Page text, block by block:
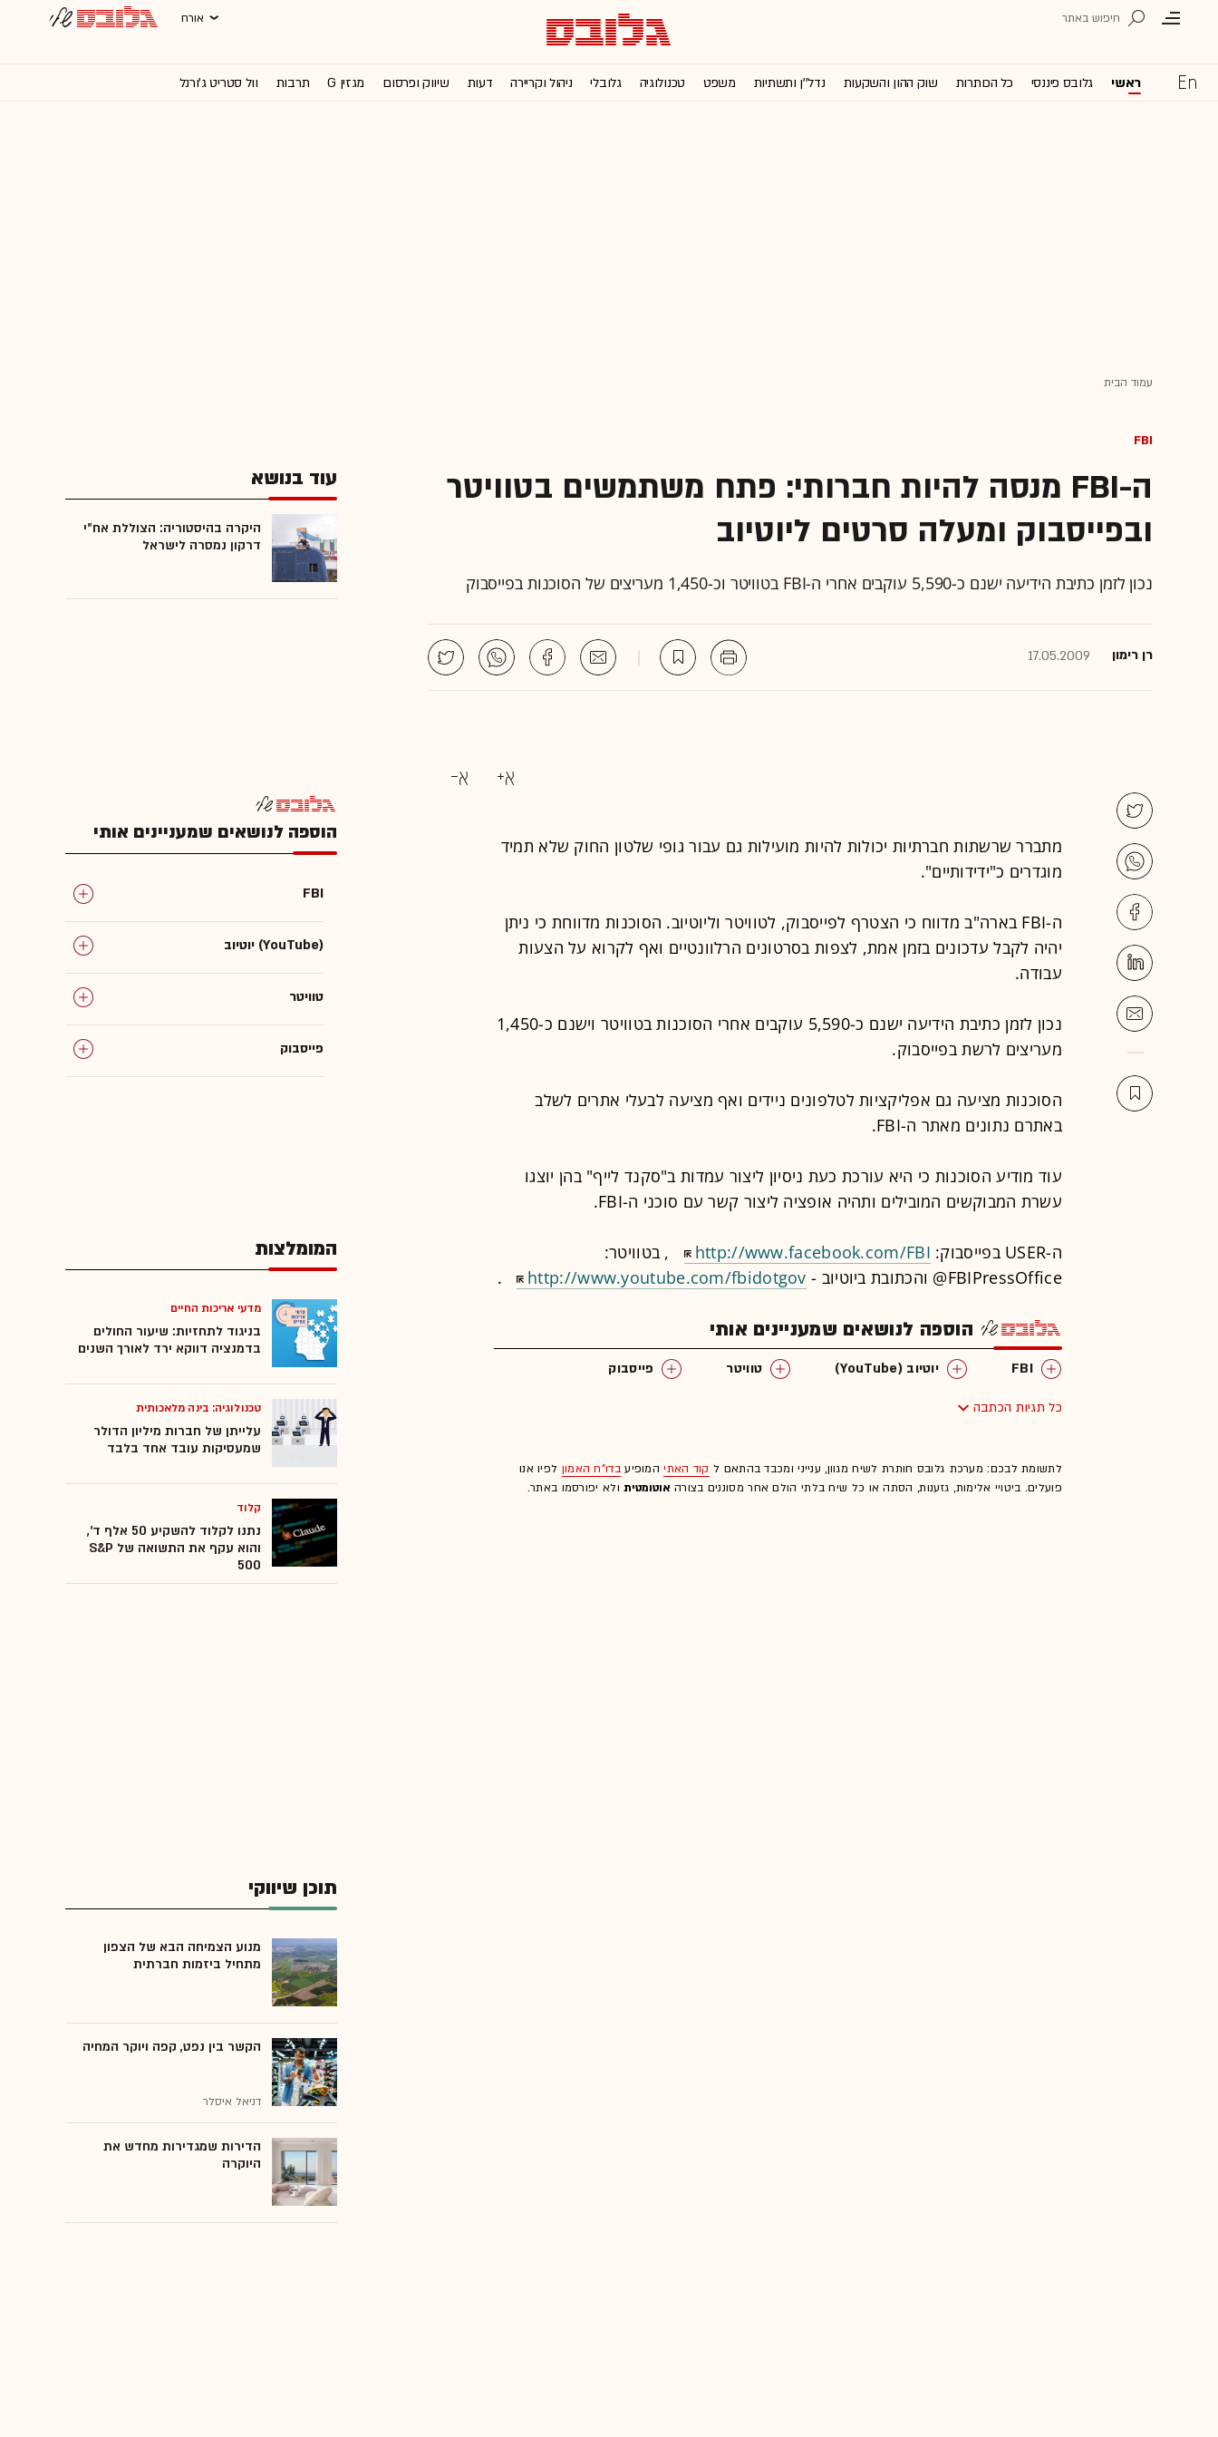
אורח
ראשי גלובס פיננסי כל הכותרות שוק ההון והשקעות נדל''ן ותשתיות משפט טכנולוגיה גלובלי ניהול וקריירה דעות שיווק ופרסום מגזין G תרבות וול סטריט ג'ורנל
עמוד הבית
FBI
ה-FBI מנסה להיות חברותי: פתח משתמשים בטוויטר
ובפייסבוק ומעלה סרטים ליוטיוב
נכון לזמן כתיבת הידיעה ישנם כ-5,590 עוקבים אחרי ה-FBI בטוויטר וכ-1,450 מעריצים של הסוכנות בפייסבוק
רן רימון 17.05.2009
מתברר שרשתות חברתיות יכולות להיות מועילות גם עבור גופי שלטון החוק שלא תמיד
מוגדרים כ"ידידותיים".
ה-FBI בארה"ב מדווח כי הצטרף לפייסבוק, לטוויטר וליוטיוב. הסוכנות מדווחת כי ניתן
יהיה לקבל עדכונים בזמן אמת, לצפות בסרטונים הרלוונטיים ואף לקרוא על הצעות
עבודה.
נכון לזמן כתיבת הידיעה ישנם כ-5,590 עוקבים אחרי הסוכנות בטוויטר וישנם כ-1,450
מעריצים לרשת בפייסבוק.
הסוכנות מציעה גם אפליקציות לטלפונים ניידים ואף מציעה לבעלי אתרים לשלב
באתרם נתונים מאתר ה-FBI.
עוד מודיע הסוכנות כי היא עורכת כעת ניסיון ליצור עמדות ב"סקנד לייף" בהן יוצגו
עשרת המבוקשים המובילים ותהיה אופציה ליצור קשר עם סוכני ה-FBI.
ה-USER בפייסבוק: http://www.facebook.com/FBI
, בטוויטר:
FBIPressOffice@ והכתובת ביוטיוב -
http://www.youtube.com/fbidotgov
.
הוספה לנושאים שמעניינים אותי
FBI יוטיוב (YouTube) טוויטר פייסבוק
כל תגיות הכתבה
לתשומת לבכם: מערכת גלובס חותרת לשיח מגוון, ענייני ומכבד בהתאם ל קוד האתיהמופיעבדו"ח האמון לפיו אנו
פועלים. ביטויי אלימות, גזענות, הסתה או כל שיח בלתי הולם אחר מסוננים בצורה אוטומטיתולא יפורסמו באתר.
עוד בנושא
היקרה בהיסטוריה: הצוללת אח"י
דרקון נמסרה לישראל
הוספה לנושאים שמעניינים אותי
FBI
יוטיוב (YouTube)
טוויטר
פייסבוק
המומלצות
מדעי אריכות החיים
בניגוד לתחזיות: שיעור החולים
בדמנציה דווקא ירד לאורך השנים
טכנולוגיה: בינה מלאכותית
עלייתן של חברות מיליון הדולר
שמעסיקות עובד אחד בלבד
קלוד
נתנו לקלוד להשקיע 50 אלף ד',
והוא עקף את התשואה של S&P
500
תוכן שיווקי
מנוע הצמיחה הבא של הצפון
מתחיל ביזמות חברתית
הקשר בין נפט, קפה ויוקר המחיה
דניאל איסלר
הדירות שמגדירות מחדש את
היוקרה